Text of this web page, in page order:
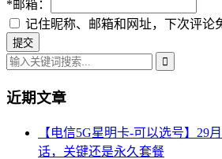
*邮箱：
记住昵称、邮箱和网址，下次评论
近期文章
【电信5G星明卡-可以选号】29
话，关键还是永久套餐